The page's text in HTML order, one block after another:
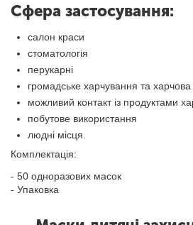
Сфера застосування:
салон краси
стоматологія
перукарні
громадське харчування та
можливий контакт із продуктами
побутове використання
людні місця.
Комплектація:
- 50 одноразових масок
- Упаковка